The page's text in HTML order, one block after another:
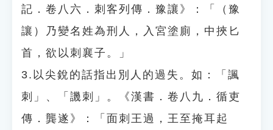
記．卷八六．刺客列傳．豫讓》：「（豫
讓）乃變名姓為刑人，入宮塗廁，中挾匕
首，欲以刺襄子。」
3.以尖銳的話指出別人的過失。如：「諷
刺」、「譏刺」。《漢書．卷八九．循吏
傳．龔遂》：「面刺王過，王至掩耳起